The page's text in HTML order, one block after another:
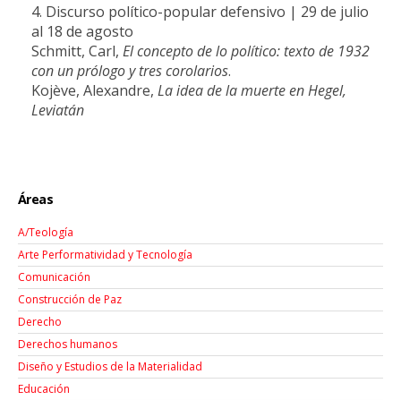
4. Discurso político-popular defensivo | 29 de julio
al 18 de agosto
Schmitt, Carl, El concepto de lo político: texto de 1932
con un prólogo y tres corolarios.
Kojève, Alexandre, La idea de la muerte en Hegel,
Leviatán
Áreas
A/Teología
Arte Performatividad y Tecnología
Comunicación
Construcción de Paz
Derecho
Derechos humanos
Diseño y Estudios de la Materialidad
Educación